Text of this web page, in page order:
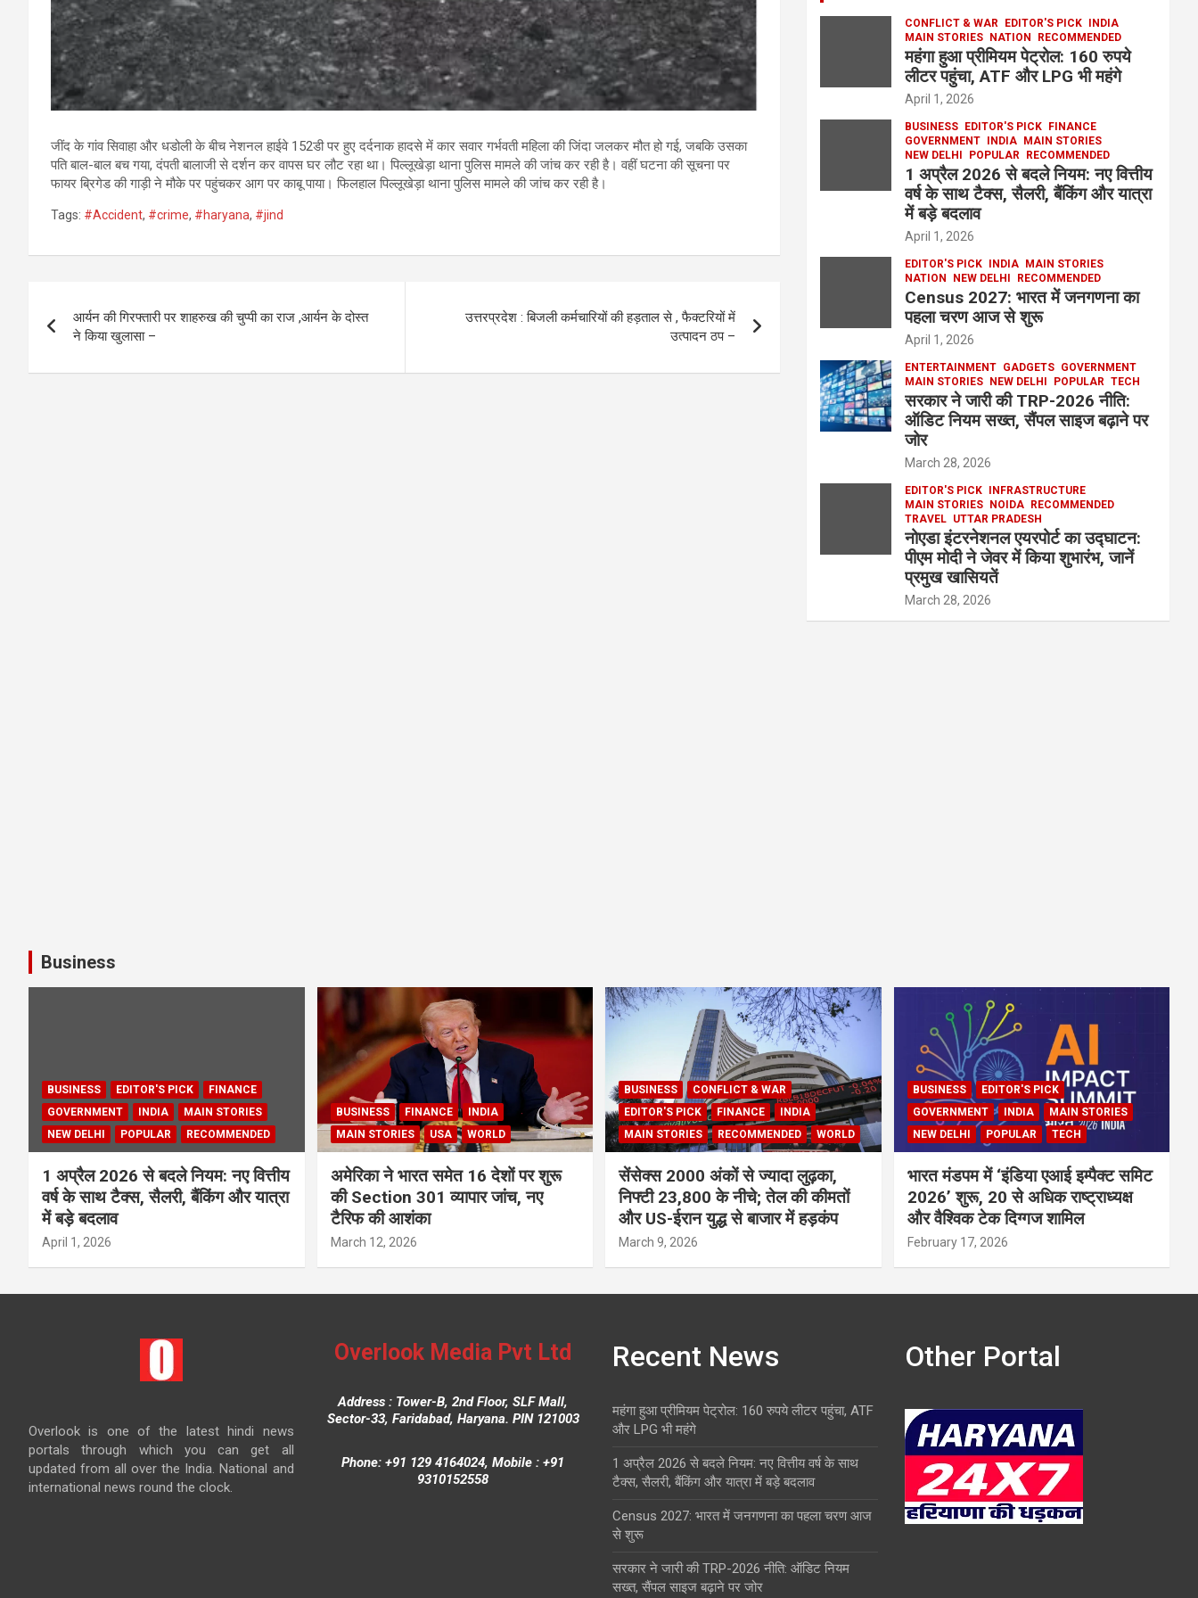
जींद के गांव सिवाहा और धडोली के बीच नेशनल हाईवे 152डी पर हुए दर्दनाक हादसे में कार सवार गर्भवती महिला की जिंदा जलकर मौत हो गई, जबकि उसका
पति बाल-बाल बच गया, दंपती बालाजी से दर्शन कर वापस घर लौट रहा था। पिल्लूखेड़ा थाना पुलिस मामले की जांच कर रही है। वहीं घटना की सूचना पर
फायर ब्रिगेड की गाड़ी ने मौके पर पहुंचकर आग पर काबू पाया। फिलहाल पिल्लूखेड़ा थाना पुलिस मामले की जांच कर रही है।
Tags: #Accident, #crime, #haryana, #jind
navigation
आर्यन की गिरफ्तारी पर शाहरुख की चुप्पी का राज ,आर्यन के दोस्त
ने किया खुलासा –
उत्तरप्रदेश : बिजली कर्मचारियों की हड़ताल से , फैक्टरियों में
उत्पादन ठप –
CONFLICT & WAR EDITOR'S PICK INDIA
MAIN STORIES NATION RECOMMENDED
महंगा हुआ प्रीमियम पेट्रोल: 160 रुपये
लीटर पहुंचा, ATF और LPG भी महंगे
April 1, 2026
BUSINESS EDITOR'S PICK FINANCE
GOVERNMENT INDIA MAIN STORIES
NEW DELHI
POPULAR RECOMMENDED
1 अप्रैल 2026 से बदले नियम: नए वित्तीय
वर्ष के साथ टैक्स, सैलरी, बैंकिंग और यात्रा
में बड़े बदलाव
April 1, 2026
EDITOR'S PICK INDIA MAIN STORIES
NATION
NEW DELHI RECOMMENDED
Census 2027: भारत में जनगणना का
पहला चरण आज से शुरू
April 1, 2026
ENTERTAINMENT GADGETS GOVERNMENT
MAIN STORIES NEW DELHI POPULAR TECH
सरकार ने जारी की TRP-2026 नीति:
ऑडिट नियम सख्त, सैंपल साइज बढ़ाने पर
जोर
March 28, 2026
EDITOR'S PICK INFRASTRUCTURE
MAIN STORIES NOIDA RECOMMENDED
TRAVEL UTTAR PRADESH
नोएडा इंटरनेशनल एयरपोर्ट का उद्घाटन:
पीएम मोदी ने जेवर में किया शुभारंभ, जानें
प्रमुख खासियतें
March 28, 2026
Business
BUSINESS EDITOR'S PICK
FINANCE
GOVERNMENT
INDIA
MAIN STORIES
NEW DELHI
POPULAR RECOMMENDED
1 अप्रैल 2026 से बदले नियम: नए वित्तीय
वर्ष के साथ टैक्स, सैलरी, बैंकिंग और यात्रा
में बड़े बदलाव
April 1, 2026
BUSINESS FINANCE
INDIA
MAIN STORIES
USA WORLD
अमेरिका ने भारत समेत 16 देशों पर शुरू
की Section 301 व्यापार जांच, नए
टैरिफ की आशंका
March 12, 2026
BUSINESS
CONFLICT & WAR
EDITOR'S PICK
FINANCE
INDIA
MAIN STORIES
RECOMMENDED WORLD
सेंसेक्स 2000 अंकों से ज्यादा लुढ़का,
निफ्टी 23,800 के नीचे; तेल की कीमतों
और US-ईरान युद्ध से बाजार में हड़कंप
March 9, 2026
BUSINESS
EDITOR'S PICK
GOVERNMENT
INDIA
MAIN STORIES
NEW DELHI
POPULAR TECH
भारत मंडपम में ‘इंडिया एआई इम्पैक्ट समिट
2026’ शुरू, 20 से अधिक राष्ट्राध्यक्ष
और वैश्विक टेक दिग्गज शामिल
February 17, 2026
Overlook is one of the latest hindi news
portals through which you can get all
updated from all over the India. National and
international news round the clock.
Overlook Media Pvt Ltd
Address : Tower-B, 2nd Floor, SLF Mall,
Sector-33, Faridabad, Haryana. PIN 121003
Phone: +91 129 4164024, Mobile : +91
9310152558
Recent News
महंगा हुआ प्रीमियम पेट्रोल: 160 रुपये लीटर पहुंचा, ATF
और LPG भी महंगे
1 अप्रैल 2026 से बदले नियम: नए वित्तीय वर्ष के साथ
टैक्स, सैलरी, बैंकिंग और यात्रा में बड़े बदलाव
Census 2027: भारत में जनगणना का पहला चरण आज
से शुरू
सरकार ने जारी की TRP-2026 नीति: ऑडिट नियम
सख्त, सैंपल साइज बढ़ाने पर जोर
Other Portal